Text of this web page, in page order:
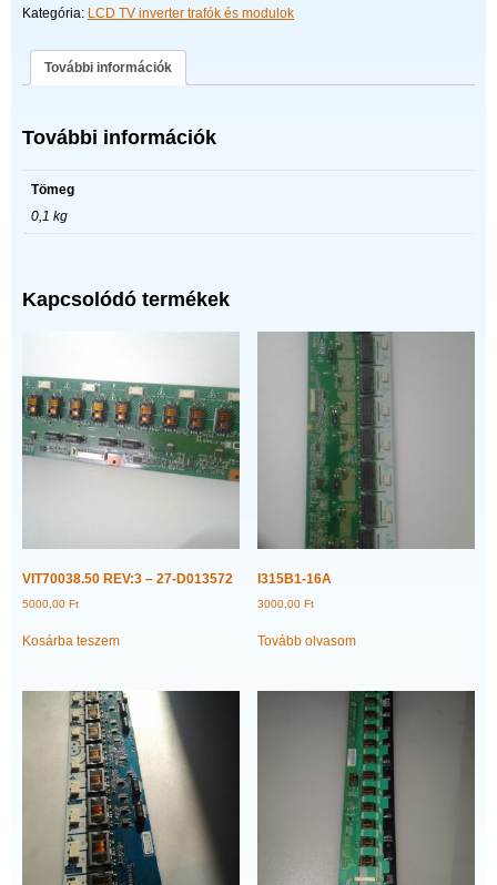
inverter
Kategória: LCD TV inverter trafók és modulok
További információk
További információk
Tömeg
0,1 kg
Kapcsolódó termékek
VIT70038.50 REV:3 – 27-D013572
5000,00 Ft
Kosárba teszem
I315B1-16A
3000,00Ft
Tovább olvasom